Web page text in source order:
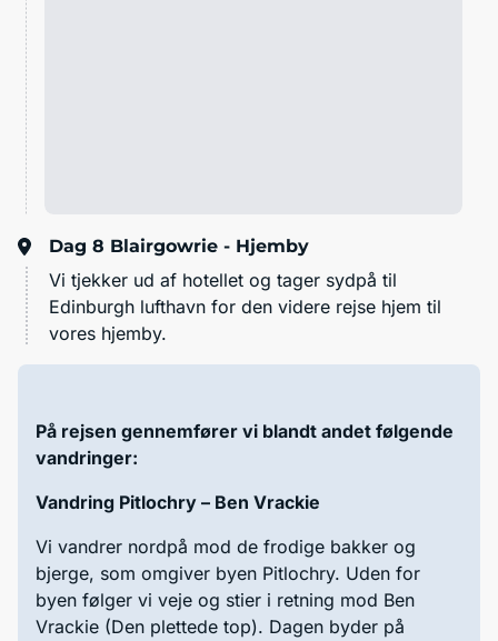
Dag 8 Blairgowrie - Hjemby
Vi tjekker ud af hotellet og tager sydpå til
Edinburgh lufthavn for den videre rejse hjem til
vores hjemby.
På rejsen gennemfører vi blandt andet følgende
vandringer:
Vandring Pitlochry – Ben Vrackie
Vi vandrer nordpå mod de frodige bakker og
bjerge, som omgiver byen Pitlochry. Uden for
byen følger vi veje og stier i retning mod Ben
Vrackie (Den plettede top). Dagen byder på